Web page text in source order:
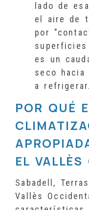
lado de
el aire de
por
es un
seco
a refrigerar.
POR QUÉ
EL
Sabadell,
Vallès